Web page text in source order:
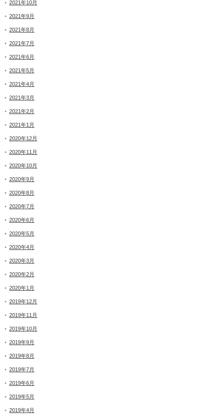
2021年10月
2021年9月
2021年8月
2021年7月
2021年6月
2021年5月
2021年4月
2021年3月
2021年2月
2021年1月
2020年12月
2020年11月
2020年10月
2020年9月
2020年8月
2020年7月
2020年6月
2020年5月
2020年4月
2020年3月
2020年2月
2020年1月
2019年12月
2019年11月
2019年10月
2019年9月
2019年8月
2019年7月
2019年6月
2019年5月
2019年4月